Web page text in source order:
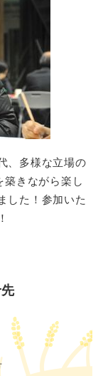
、多様な立場の
築きながら楽し
した！参加いた